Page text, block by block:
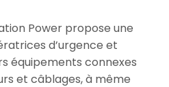
Power propose une
d’urgence et
équipements connexes
et câblages, à même